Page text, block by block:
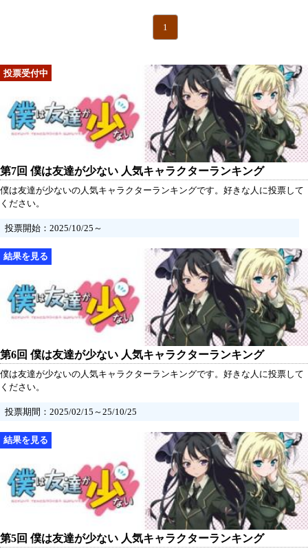
1
第7回 僕は友達が少ない 人気キャラクターランキング
僕は友達が少ないの人気キャラクターランキングです。好きな人に投票して
ください。
投票開始：2025/10/25～
第6回 僕は友達が少ない 人気キャラクターランキング
僕は友達が少ないの人気キャラクターランキングです。好きな人に投票して
ください。
投票期間：2025/02/15～25/10/25
第5回 僕は友達が少ない 人気キャラクターランキング